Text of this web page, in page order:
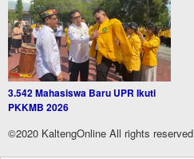
3.542 Mahasiswa Baru UPR Ikuti
PKKMB 2026
©2020 KaltengOnline All rights reserved